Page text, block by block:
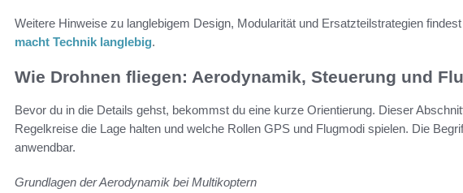
Weitere Hinweise zu langlebigem Design, Modularität und Ersatzteilstrategien
macht Technik langlebig.
Wie Drohnen fliegen: Aerodynamik, Steuerung und
Bevor du in die Details gehst, bekommst du eine kurze Orientierung. Dieser
Regelkreise die Lage halten und welche Rollen GPS und Flugmodi spielen. Die
anwendbar.
Grundlagen der Aerodynamik bei Multikoptern